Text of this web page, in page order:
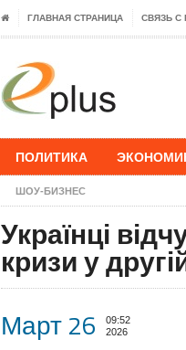
ГЛАВНАЯ СТРАНИЦА СВЯЗЬ С
ПОЛИТИКА
ШОУ-БИЗНЕС
Українці
кризи у
Март 26
09:52
2026